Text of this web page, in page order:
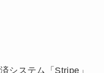
システム「Stripe」